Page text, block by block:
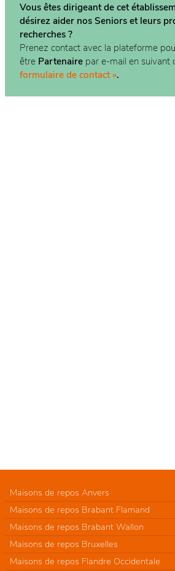
Vous êtes dirigeant de cet
désirez aider nos Seniors et leurs
recherches ?
Prenez contact avec la plateforme
être Partenaire par e-mail en suivant
formulaire de contact ».
Maisons de repos Anvers
Maisons de repos Brabant Flamand
Maisons de repos Brabant Wallon
Maisons de repos Bruxelles
Maisons de repos Flandre Occidentale